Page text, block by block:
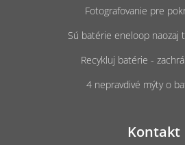
Fotografovanie pre
Sú batérie eneloop naozaj
Recykluj batérie -
4 nepravdivé mýty o
Kontakt